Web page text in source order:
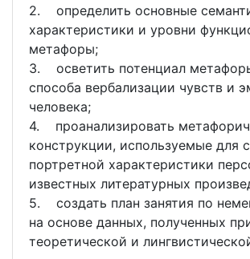
2. определить основные
характеристики и уровни
метафоры;
3. осветить потенциал
способа вербализации чувств и
человека;
4. проанализировать
конструкции, используемые для
портретной характеристики
известных литературных
5. создать план занятия по
на основе данных, полученных
теоретической и